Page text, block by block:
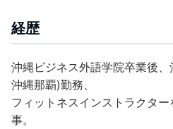
経歴
沖縄ビジネス外語学院卒業後
沖縄那覇)勤務、
フィットネスインストラクタ
事。